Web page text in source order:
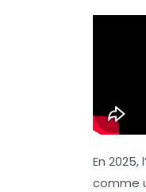
En 2025,
comme